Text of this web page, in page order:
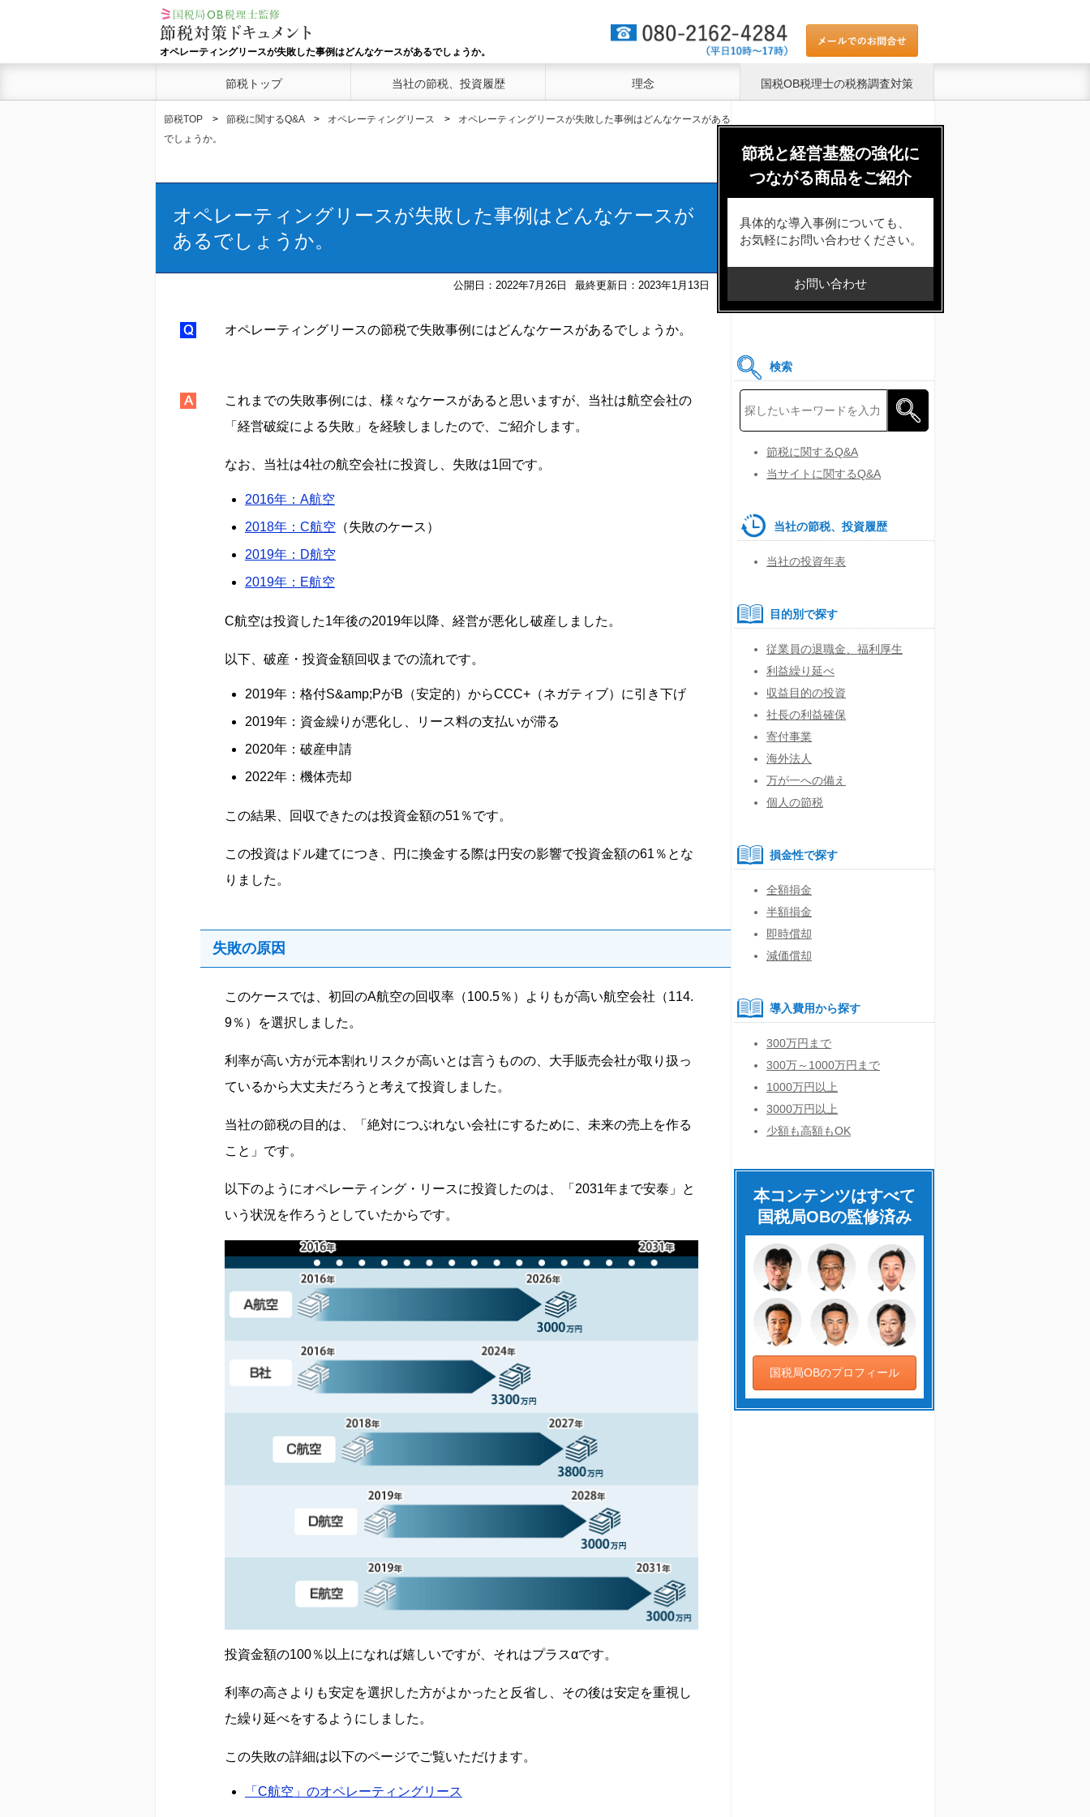
オペレーティングリースが失敗した事例はどんなケースがあるでしょうか。
節税トップ 当社の節税、投資履歴 理念 国税OB税理士の税務調査対策
節税TOP 節税に関するQ&A オペレーティングリース
オペレーティングリースが失敗した事例はどんなケースがある
でしょうか。
オペレーティングリースが失敗した事例はどんなケースが
あるでしょうか。
公開日： 2022年7月26日 最終更新日： 2023年1月13日
オペレーティングリースの節税で失敗事例にはどんなケースがあるでしょうか。
これまでの失敗事例には、様々なケースがあると思いますが、当社は航空会社の
「経営破綻による失敗」を経験しましたので、ご紹介します。
なお、当社は4社の航空会社に投資し、失敗は1回です。
2016年：A航空
2018年：C航空 （失敗のケース）
2019年：D航空
2019年：E航空
C航空は投資した1年後の2019年以降、経営が悪化し破産しました。
以下、破産・投資金額回収までの流れです。
2019年：格付S&amp;PがB（安定的）からCCC+（ネガティブ）に引き下げ
2019年：資金繰りが悪化し、リース料の支払いが滞る
2020年：破産申請
2022年：機体売却
この結果、回収できたのは投資金額の51％です。
この投資はドル建てにつき、円に換金する際は円安の影響で投資金額の61％とな
りました。
失敗の原因
このケースでは、初回のA航空の回収率（100.5％）よりもが高い航空会社（114.
9％）を選択しました。
利率が高い方が元本割れリスクが高いとは言うものの、大手販売会社が取り扱っ
ているから大丈夫だろうと考えて投資しました。
当社の節税の目的は、「絶対につぶれない会社にするために、未来の売上を作る
こと」です。
以下のようにオペレーティング・リースに投資したのは、「2031年まで安泰」と
いう状況を作ろうとしていたからです。
投資金額の100％以上になれば嬉しいですが、それはプラスαです。
利率の高さよりも安定を選択した方がよかったと反省し、その後は安定を重視し
た繰り延べをするようにしました。
この失敗の詳細は以下のページでご覧いただけます。
「C航空」のオペレーティングリース
節税と経営基盤の強化に
つながる商品をご紹介
具体的な導入事例についても、
お気軽にお問い合わせください。
お問い合わせ
検索
節税に関するQ&A
当サイトに関するQ&A
当社の節税、投資履歴
当社の投資年表
目的別で探す
従業員の退職金、福利厚生
利益繰り延べ
収益目的の投資
社長の利益確保
寄付事業
海外法人
万が一への備え
個人の節税
損金性で探す
全額損金
半額損金
即時償却
減価償却
導入費用から探す
300万円まで
300万～1000万円まで
1000万円以上
3000万円以上
少額も高額もOK
本コンテンツはすべて
国税局OBの監修済み
国税局OBのプロフィール